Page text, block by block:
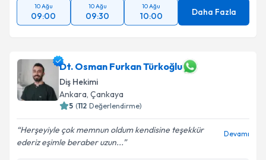
10 Ağu
09:00
10 Ağu
09:30
10 Ağu
10:00 Daha Fazla
Dt. Osman Furkan Türkoğlu
Diş Hekimi
Ankara, Çankaya
5 (112 Değerlendirme)
Herşeyiyle çok memnun oldum kendisine teşekkür
ederiz eşimle beraber uzun...
Devamı